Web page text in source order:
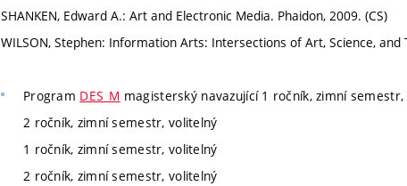
SHANKEN, Edward A.: Art and Electronic Media. Phaidon, 2009. (CS)
WILSON, Stephen: Information Arts: Intersections of Art, Science, and
Program DES_M magisterský navazující 1 ročník, zimní
2 ročník, zimní semestr, volitelný
1 ročník, zimní semestr, volitelný
2 ročník, zimní semestr, volitelný